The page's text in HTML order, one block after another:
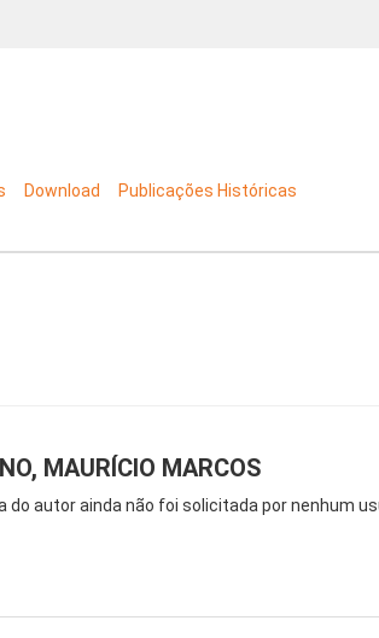
Download Publicações Históricas
MAURÍCIO MARCOS
do autor ainda não foi solicitada por nenhum